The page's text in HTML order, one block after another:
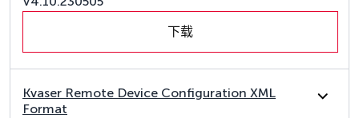
下载
Kvaser Remote Device Configuration XML
Format